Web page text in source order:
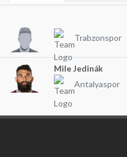
Trabzonspor
Mile Jedinák
Antalyaspor